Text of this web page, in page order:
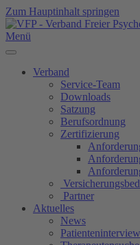
Zum Hauptinhalt springen
Menü
Verband
Service-Team
Downloads
Satzung
Berufsordnung
Zertifizierung
Partner
Aktuelles
News